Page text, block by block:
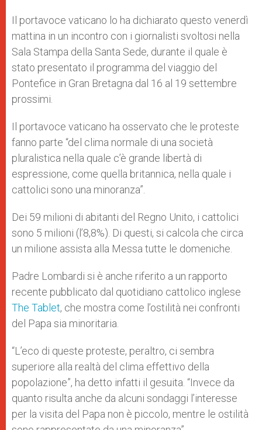
Il portavoce vaticano lo ha dichiarato questo venerdì
mattina in un incontro con i giornalisti svoltosi nella
Sala Stampa della Santa Sede, durante il quale è
stato presentato il programma del viaggio del
Pontefice in Gran Bretagna dal 16 al 19 settembre
prossimi.
Il portavoce vaticano ha osservato che le proteste
fanno parte “del clima normale di una società
pluralistica nella quale c’è grande libertà di
espressione, come quella britannica, nella quale i
cattolici sono una minoranza”.
Dei 59 milioni di abitanti del Regno Unito, i cattolici
sono 5 milioni (l’8,8%). Di questi, si calcola che circa
un milione assista alla Messa tutte le domeniche.
Padre Lombardi si è anche riferito a un rapporto
recente pubblicato dal quotidiano cattolico inglese
The Tablet, che mostra come l’ostilità nei confronti
del Papa sia minoritaria.
“L’eco di queste proteste, peraltro, ci sembra
superiore alla realtà del clima effettivo della
popolazione”, ha detto infatti il gesuita. “Invece da
quanto risulta anche da alcuni sondaggi l’interesse
per la visita del Papa non è piccolo, mentre le ostilità